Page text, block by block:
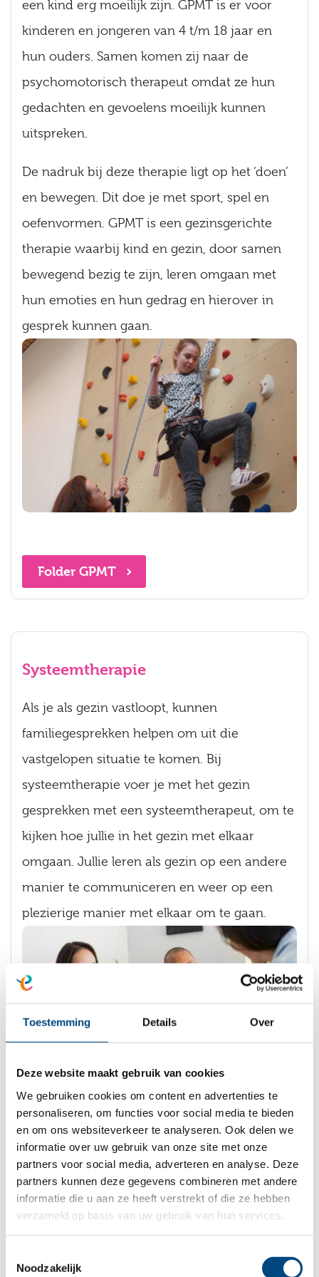
Toestemming Details Over
Deze website maakt gebruik van cookies
We gebruiken cookies om content en advertenties te
personaliseren, om functies voor social media te bieden
en om ons websiteverkeer te analyseren. Ook delen we
informatie over uw gebruik van onze site met onze
partners voor social media, adverteren en analyse. Deze
partners kunnen deze gegevens combineren met andere
informatie die u aan ze heeft verstrekt of die ze hebben
verzameld op basis van uw gebruik van hun services.
Noodzakelijk
een kind erg moeilijk zijn. GPMT is er voor
kinderen en jongeren van 4 t/m 18 jaar en
hun ouders. Samen komen zij naar de
psychomotorisch therapeut omdat ze hun
gedachten en gevoelens moeilijk kunnen
uitspreken.
De nadruk bij deze therapie ligt op het ‘doen’
en bewegen. Dit doe je met sport, spel en
oefenvormen. GPMT is een gezinsgerichte
therapie waarbij kind en gezin, door samen
bewegend bezig te zijn, leren omgaan met
hun emoties en hun gedrag en hierover in
gesprek kunnen gaan.
Folder GPMT
Systeemtherapie
Als je als gezin vastloopt, kunnen
familiegesprekken helpen om uit die
vastgelopen situatie te komen. Bij
systeemtherapie voer je met het gezin
gesprekken met een systeemtherapeut, om te
kijken hoe jullie in het gezin met elkaar
omgaan. Jullie leren als gezin op een andere
manier te communiceren en weer op een
plezierige manier met elkaar om te gaan.
Folder Systeemtherapie